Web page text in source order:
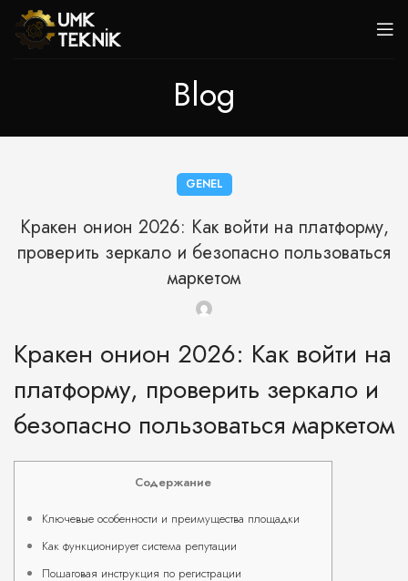
Blog
GENEL
Кракен онион 2026: Как войти на платформу,
проверить зеркало и безопасно пользоваться
маркетом
Кракен онион 2026: Как войти на
платформу, проверить зеркало и
безопасно пользоваться маркетом
Содержание
Ключевые особенности и преимущества площадки
Как функционирует система репутации
Пошаговая инструкция по регистрации